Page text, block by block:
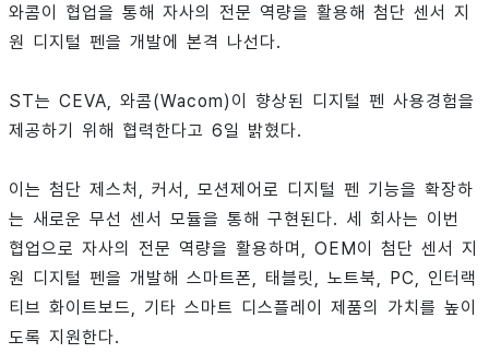
와콤이 협업을 통해 자사의 전문 역량을 활용해 첨단 센서 지
원 디지털 펜을 개발에 본격 나선다.
ST는 CEVA, 와콤(Wacom)이 향상된 디지털 펜 사용경험을
제공하기 위해 협력한다고 6일 밝혔다.
이는 첨단 제스처, 커서, 모션제어로 디지털 펜 기능을 확장하
는 새로운 무선 센서 모듈을 통해 구현된다. 세 회사는 이번
협업으로 자사의 전문 역량을 활용하며, OEM이 첨단 센서 지
원 디지털 펜을 개발해 스마트폰, 태블릿, 노트북, PC, 인터랙
티브 화이트보드, 기타 스마트 디스플레이 제품의 가치를 높이
도록 지원한다.